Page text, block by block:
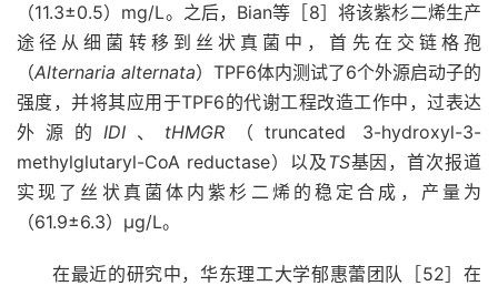
（11.3±0.5）mg/L。之后，Bian等［8］将该紫杉二烯生产
途径从细菌转移到丝状真菌中，首先在交链格孢
（Alternaria alternata）TPF6体内测试了6个外源启动子的
强度，并将其应用于TPF6的代谢工程改造工作中，过表达
外源的 IDI、 tHMGR （truncated 3-hydroxyl-3-
methylglutaryl-CoA reductase）以及TS基因，首次报道
实现了丝状真菌体内紫杉二烯的稳定合成，产量为
（61.9±6.3）μg/L。
在最近的研究中，华东理工大学郁惠蕾团队［52］在